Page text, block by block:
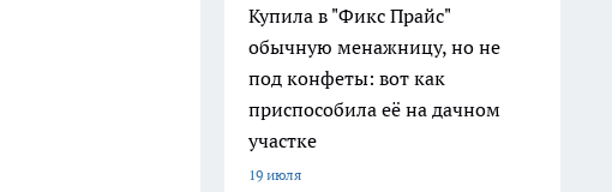
Купила в "Фикс Прайс"
обычную менажницу, но не
под конфеты: вот как
приспособила её на дачном
участке
19 июля